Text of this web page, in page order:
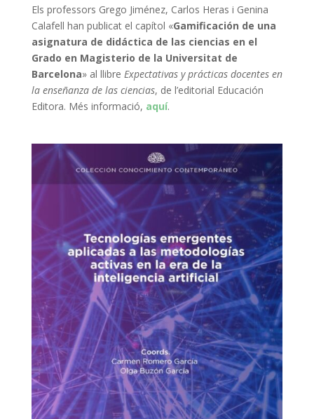
Els professors Grego Jiménez, Carlos Heras i Genina
Calafell han publicat el capítol «Gamificación de una
asignatura de didáctica de las ciencias en el
Grado en Magisterio de la Universitat de
Barcelona» al llibre Expectativas y prácticas docentes en
la enseñanza de las ciencias, de l’editorial Educación
Editora. Més informació, aquí.